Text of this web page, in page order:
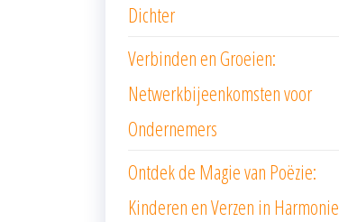
Dichter
Verbinden en Groeien:
Netwerkbijeenkomsten voor
Ondernemers
Ontdek de Magie van Poëzie:
Kinderen en Verzen in Harmonie